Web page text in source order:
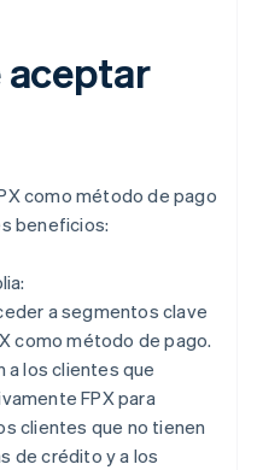
aceptar
como método de pago
beneficios:
a segmentos clave
como método de pago.
a los clientes que
FPX para
clientes que no tienen
de crédito y a los